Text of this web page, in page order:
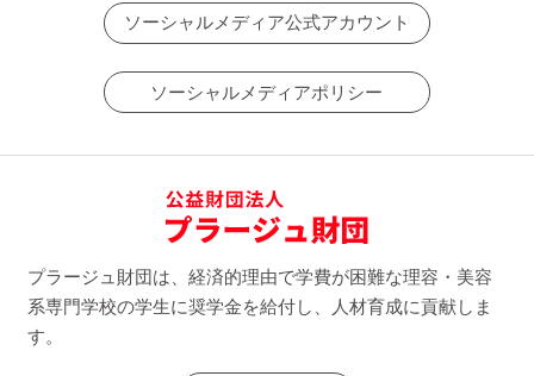
ソーシャルメディア公式アカウント
ソーシャルメディアポリシー
プラージュ財団は、経済的理由で学費が困難な理容・美容
系専門学校の学生に奨学金を給付し、人材育成に貢献しま
す。